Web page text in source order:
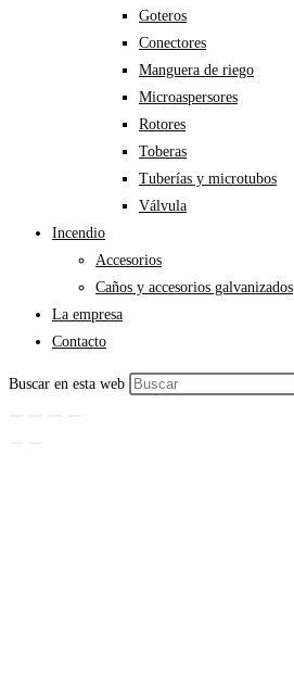
Goteros
Conectores
Manguera de riego
Microaspersores
Rotores
Toberas
Tuberías y microtubos
Válvula
Incendio
Accesorios
Caños y accesorios galvanizados
La empresa
Contacto
Buscar en esta web